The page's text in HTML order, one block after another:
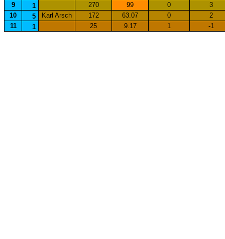
9
1 270 99 0
3
10
5 Karl Arsch 172 63.07 0
2
11
1 25 9.17 1 -1